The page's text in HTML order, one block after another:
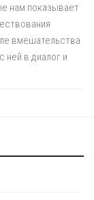
нам показывает
вмешательства
ней в диалог и